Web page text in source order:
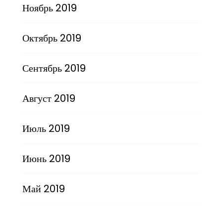
Ноябрь 2019
Октябрь 2019
Сентябрь 2019
Август 2019
Июль 2019
Июнь 2019
Май 2019